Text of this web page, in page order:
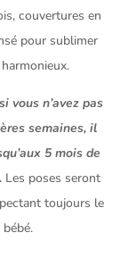
couvertures en
pour sublimer
vous n’avez pas
semaines, il
5 mois de
Les poses seront
toujours le